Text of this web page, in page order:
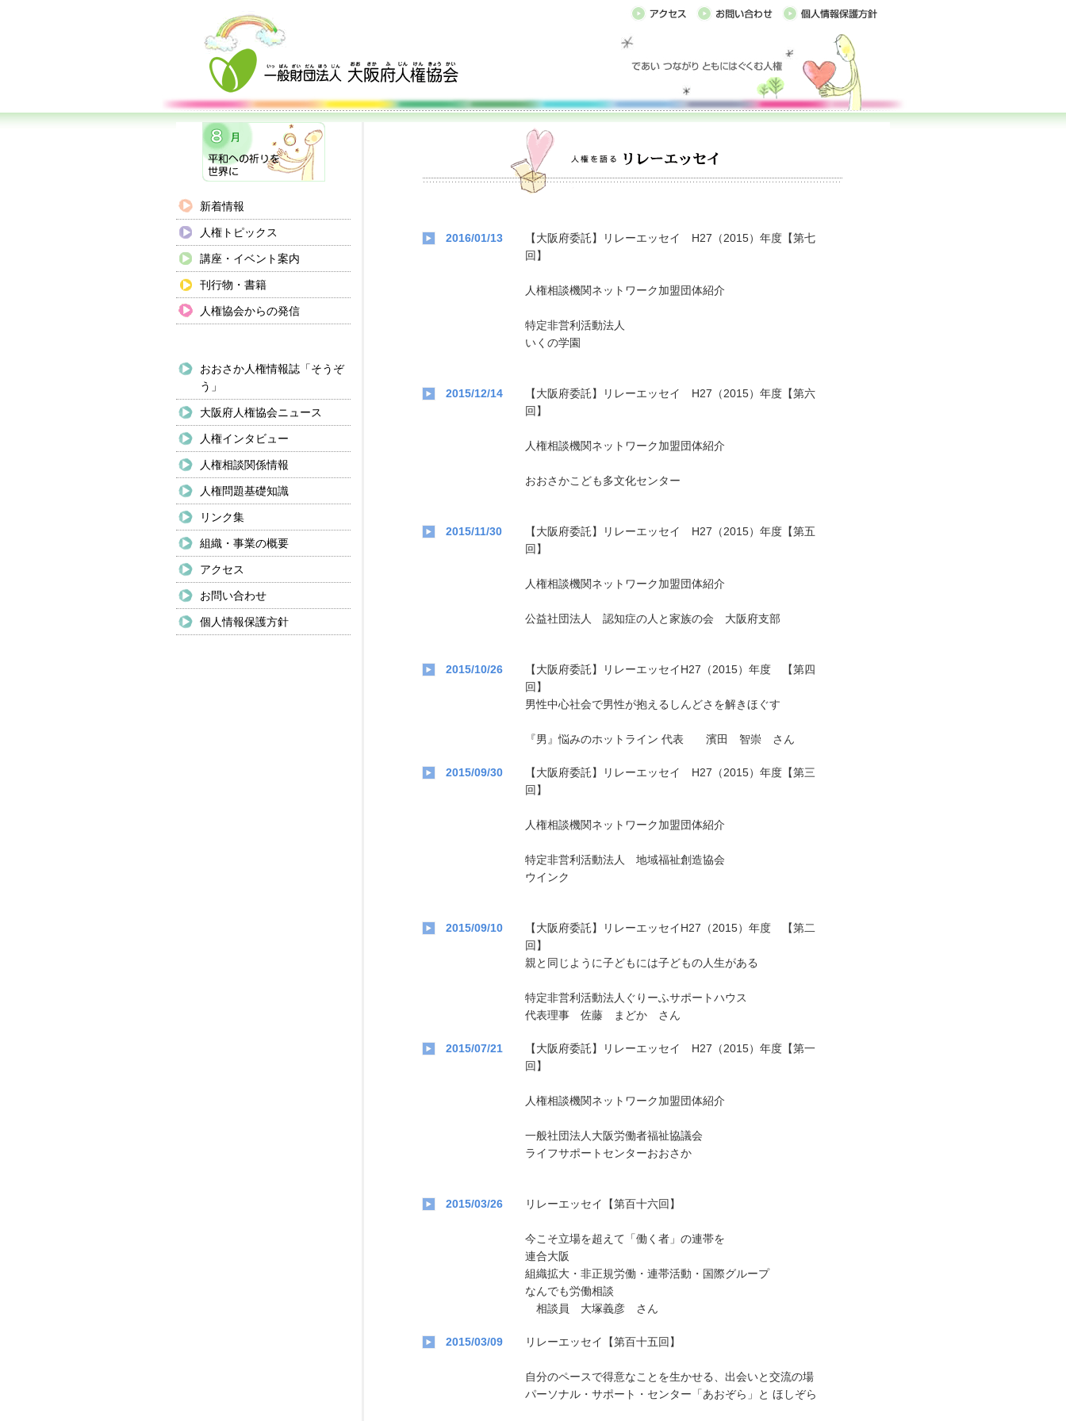
新着情報
人権トピックス
講座・イベント案内
刊行物・書籍
人権協会からの発信
おおさか人権情報誌「そうぞ
う」
大阪府人権協会ニュース
人権インタビュー
人権相談関係情報
人権問題基礎知識
リンク集
組織・事業の概要
アクセス
お問い合わせ
個人情報保護方針
2016/01/13
【大阪府委託】リレーエッセイ H27（2015）年度【第七
回】
人権相談機関ネットワーク加盟団体紹介
特定非営利活動法人
いくの学園
2015/12/14
【大阪府委託】リレーエッセイ H27（2015）年度【第六
回】
人権相談機関ネットワーク加盟団体紹介
おおさかこども多文化センター
2015/11/30
【大阪府委託】リレーエッセイ H27（2015）年度【第五
回】
人権相談機関ネットワーク加盟団体紹介
公益社団法人 認知症の人と家族の会 大阪府支部
2015/10/26
【大阪府委託】リレーエッセイH27（2015）年度 【第四
回】
男性中心社会で男性が抱えるしんどさを解きほぐす
『男』悩みのホットライン 代表 濱田 智崇 さん
2015/09/30
【大阪府委託】リレーエッセイ H27（2015）年度【第三
回】
人権相談機関ネットワーク加盟団体紹介
特定非営利活動法人 地域福祉創造協会
ウインク
2015/09/10
【大阪府委託】リレーエッセイH27（2015）年度 【第二
回】
親と同じように子どもには子どもの人生がある
特定非営利活動法人ぐりーふサポートハウス
代表理事 佐藤 まどか さん
2015/07/21
【大阪府委託】リレーエッセイ H27（2015）年度【第一
回】
人権相談機関ネットワーク加盟団体紹介
一般社団法人大阪労働者福祉協議会
ライフサポートセンターおおさか
2015/03/26 リレーエッセイ【第百十六回】
今こそ立場を超えて「働く者」の連帯を
連合大阪
組織拡大・非正規労働・連帯活動・国際グループ
なんでも労働相談
相談員 大塚義彦 さん
2015/03/09 リレーエッセイ【第百十五回】
自分のペースで得意なことを生かせる、出会いと交流の場
パーソナル・サポート・センター「あおぞら」と ほしぞら